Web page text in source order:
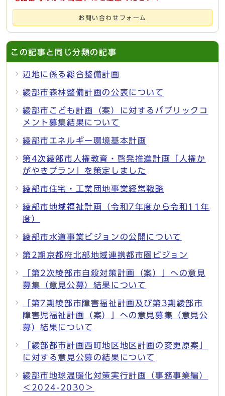
お問い合わせフォーム
この記事と同じ分類の記事
辺地に係る総合整備計画
綾部市森林整備計画の公表について
綾部市こども計画（案）に対するパブリックコ
メント募集結果について
綾部市エネルギー環境基本計画
第4次綾部市人権教育・啓発推進計画「人権か
がやきプラン」を策定しました
綾部市住宅・工業団地事業経営戦略
綾部市地域福祉計画（令和7年度から令和11年
度）
綾部市水道事業ビジョンの公開について
第2期京都府北部地域連携都市圏ビジョン
「第2次綾部市自殺対策計画（案）」への意見
募集（意見公募）結果について
「第7期綾部市障害福祉計画及び第3期綾部市
障害児福祉計画（案）」への意見募集（意見公
募）結果について
「綾部都市計画西町地区地区計画の変更原案」
に対する意見公募の結果について
綾部市地球温暖化対策実行計画（事務事業編）
＜2024-2030＞